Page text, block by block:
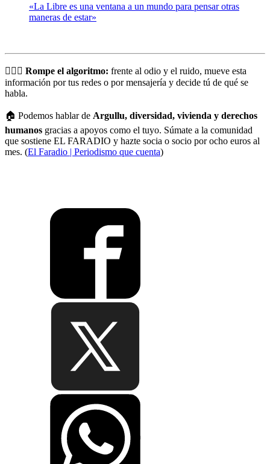
«La Libre es una ventana a un mundo para pensar otras
maneras de estar»
🏳️‍🌈💡 Rompe el algoritmo: frente al odio y el ruido, mueve esta
información por tus redes o por mensajería y decide tú de qué se
habla.
🏠 Podemos hablar de Argullu, diversidad, vivienda y derechos
humanos gracias a apoyos como el tuyo. Súmate a la comunidad
que sostiene EL FARADIO y hazte socia o socio por ocho euros al
mes. (El Faradio | Periodismo que cuenta)